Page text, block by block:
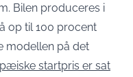
Bilen produceres i
op til 100 procent
modellen på det
startpris er sat